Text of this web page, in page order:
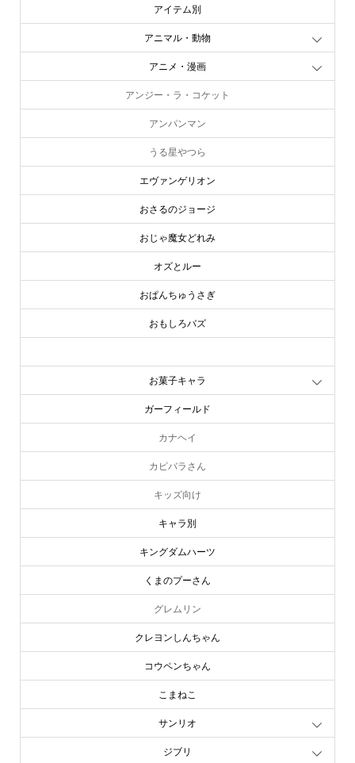
アイテム別
アニマル・動物
アニメ・漫画
アンジー・ラ・コケット
アンパンマン
うる星やつら
エヴァンゲリオン
おさるのジョージ
おじゃ魔女どれみ
オズとルー
おぱんちゅうさぎ
おもしろバズ
お菓子キャラ
ガーフィールド
カナヘイ
カピバラさん
キッズ向け
キャラ別
キングダムハーツ
くまのプーさん
グレムリン
クレヨンしんちゃん
コウペンちゃん
こまねこ
サンリオ
ジブリ